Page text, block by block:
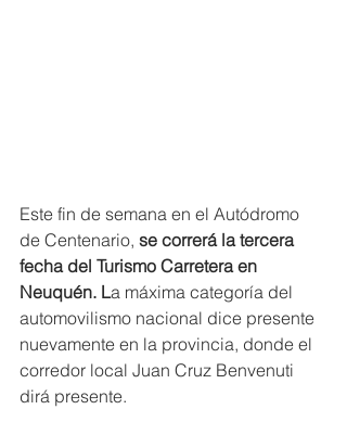
Este fin de semana en el Autódromo
de Centenario, se correrá la tercera
fecha del Turismo Carretera en
Neuquén. La máxima categoría del
automovilismo nacional dice presente
nuevamente en la provincia, donde el
corredor local Juan Cruz Benvenuti
dirá presente.